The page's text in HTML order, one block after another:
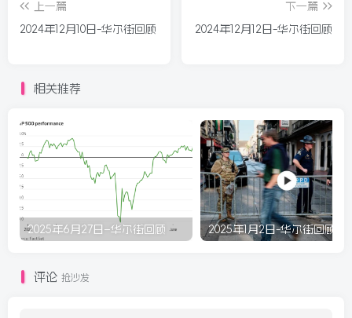
上一篇
2024年12月10日-华尔街回顾
下一篇
2024年12月12日-华尔街回顾
相关推荐
2025年6月27日–华尔街回顾 2025年1月2日-华尔街回顾
评论 抢沙发